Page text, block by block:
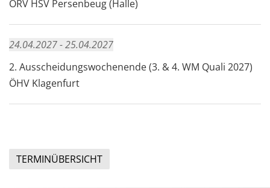
ÖRV HSV Persenbeug (Halle)
24.04.2027 - 25.04.2027
2. Ausscheidungswochenende (3. & 4. WM Quali 2027)
ÖHV Klagenfurt
TERMINÜBERSICHT